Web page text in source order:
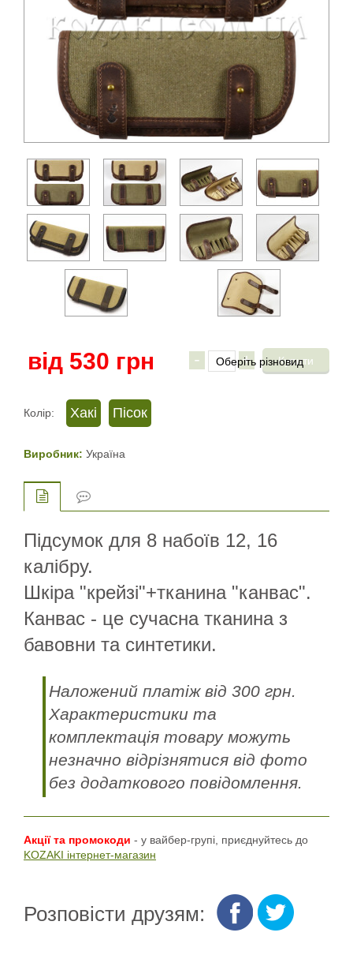
від 530 грн - +
Колір: Хакі Пісок
Виробник: Україна
Підсумок для 8 набоїв 12, 16
калібру.
Шкіра "крейзі"+тканина "канвас".
Канвас - це сучасна тканина з
бавовни та синтетики.
Наложений платіж від 300 грн.
Характеристики та
комплектація товару можуть
незначно відрізнятися від фото
без додаткового повідомлення.
Акції та промокоди - у вайбер-групі, приєднуйтесь до
KOZAKI інтернет-магазин
Розповісти друзям: